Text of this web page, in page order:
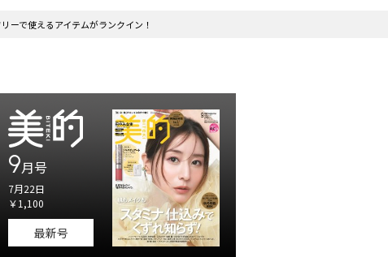
ーで使えるアイテムがランクイン！
9月号
7月22日
￥1,100
最新号